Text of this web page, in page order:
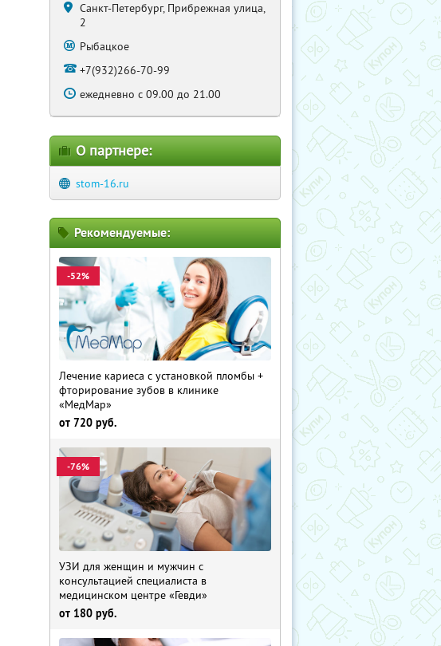
Санкт-Петербург, Прибрежная улица,
2
Рыбацкое
+7(932)266-70-99
ежедневно с 09.00 до 21.00
О партнере:
stom-16.ru
Рекомендуемые:
-52%
Лечение кариеса с установкой пломбы +
фторирование зубов в клинике
«МедМар»
от 720 руб.
-76%
УЗИ для женщин и мужчин с
консультацией специалиста в
медицинском центре «Гевди»
от 180 руб.